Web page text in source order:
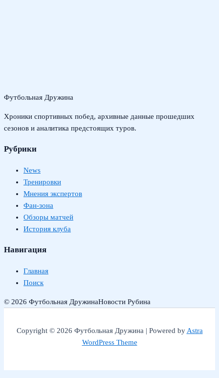
Футбольная Дружина
Хроники спортивных побед, архивные данные прошедших
сезонов и аналитика предстоящих туров.
Рубрики
News
Тренировки
Мнения экспертов
Фан-зона
Обзоры матчей
История клуба
Навигация
Главная
Поиск
© 2026 Футбольная ДружинаНовости Рубина
Copyright © 2026 Футбольная Дружина | Powered byAstra
WordPress Theme